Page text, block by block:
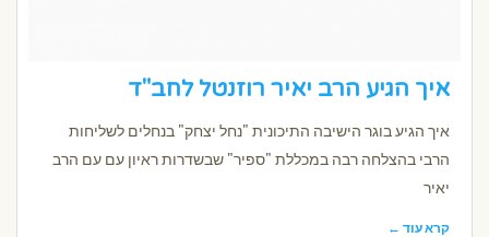
איך הגיע הרב יאיר רוזנטל לחב"ד
איך הגיע בוגר הישיבה התיכונית "נחל יצחק" בנחלים לשליחות
הרבי בהצלחה רבה במכללת "ספיר" שבשדרות ראיון עם עם הרב
יאיר
קרא עוד ←